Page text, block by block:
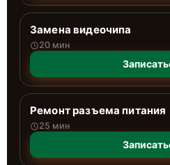
Замена видеочипа
20 мин
Ремонт разъема питания
25 мин